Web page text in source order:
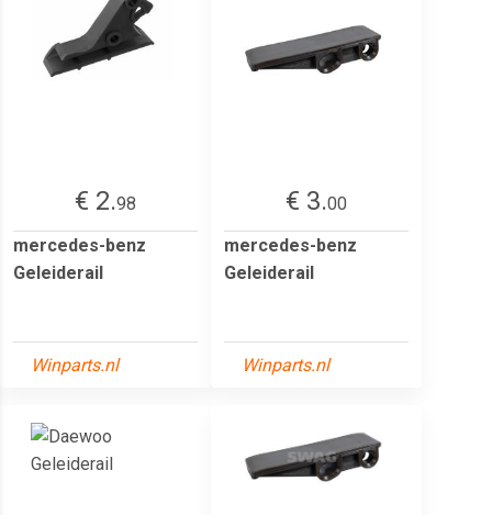
€ 2.98
mercedes-benz
Geleiderail
Winparts.nl
€ 3.00
mercedes-benz
Geleiderail
Winparts.nl